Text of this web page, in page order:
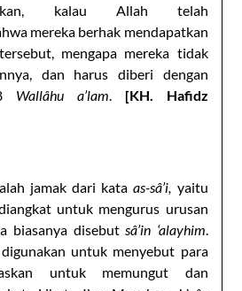
kalau Allah telah
mereka berhak mendapatkan
mengapa mereka tidak
dan harus diberi dengan
Wallâhu a’lam. [KH. Hafidz
jamak dari kataas-sâ’i, yaitu
untuk mengurus urusan
biasanya disebutsâ’in ‘alayhim.
untuk menyebut para
untuk memungut dan